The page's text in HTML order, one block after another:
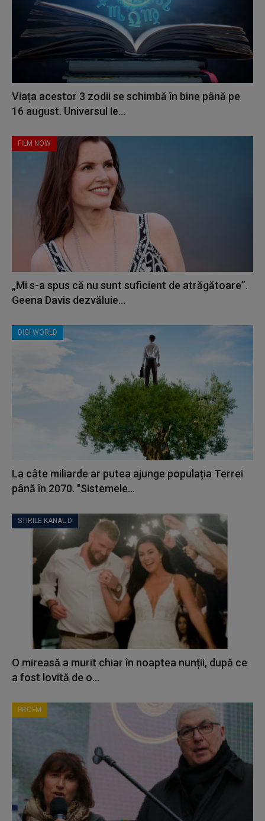
Viața acestor 3 zodii se schimbă în bine până pe
16 august. Universul le...
FILM NOW
„Mi s-a spus că nu sunt suficient de atrăgătoare”.
Geena Davis dezvăluie...
DIGI WORLD
La câte miliarde ar putea ajunge populația Terrei
până în 2070. "Sistemele...
STIRILE KANAL D
O mireasă a murit chiar în noaptea nunții, după ce
a fost lovită de o...
PROFM